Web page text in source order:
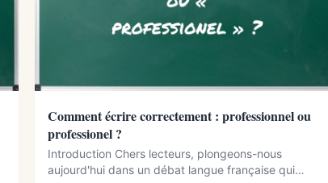
Comment écrire correctement : professionnel ou
professionel ?
Introduction Chers lecteurs, plongeons-nous
aujourd'hui dans un débat langue française qui